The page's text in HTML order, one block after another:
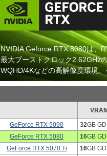
NVIDIA Geforce RTX 5080は、
最大ブーストクロック2.62GHz
WQHD/4Kなどの高解像度環境
GeForce RTX 5090
32GB
GeForce RTX 5080
16GB
GeForce RTX 5070 Ti
16GB